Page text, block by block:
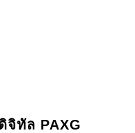
จิทัล PAXG